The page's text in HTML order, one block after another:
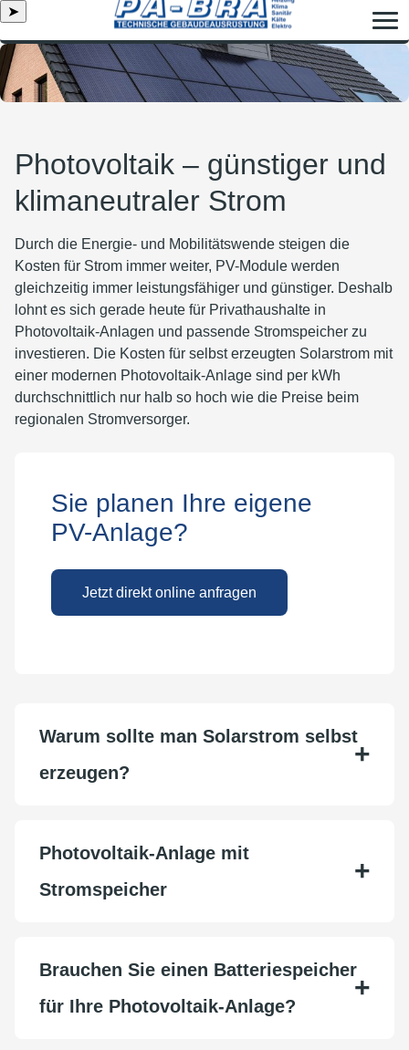
➤
Photovoltaik – günstiger und
klimaneutraler Strom
Durch die Energie- und Mobilitätswende steigen die
Kosten für Strom immer weiter, PV-Module werden
gleichzeitig immer leistungsfähiger und günstiger. Deshalb
lohnt es sich gerade heute für Privathaushalte in
Photovoltaik-Anlagen und passende Stromspeicher zu
investieren. Die Kosten für selbst erzeugten Solarstrom mit
einer modernen Photovoltaik-Anlage sind per kWh
durchschnittlich nur halb so hoch wie die Preise beim
regionalen Stromversorger.
Sie planen Ihre eigene
PV-Anlage?
Jetzt direkt online anfragen
Warum sollte man Solarstrom selbst
erzeugen?
Photovoltaik-Anlage mit
Stromspeicher
Brauchen Sie einen Batteriespeicher
für Ihre Photovoltaik-Anlage?